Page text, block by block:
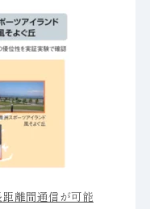
離間通信が可能